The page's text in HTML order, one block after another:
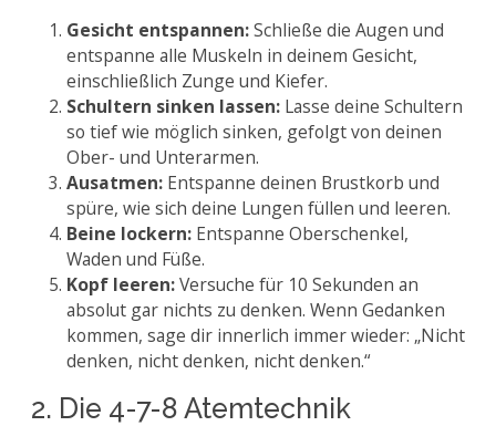
Gesicht entspannen:Schließe die Augen und
entspanne alle Muskeln in deinem Gesicht,
einschließlich Zunge und Kiefer.
Schultern sinken lassen: Lasse deine Schultern
so tief wie möglich sinken, gefolgt von deinen
Ober- und Unterarmen.
Ausatmen: Entspanne deinen Brustkorb und
spüre, wie sich deine Lungen füllen und leeren.
Beine lockern: Entspanne Oberschenkel,
Waden und Füße.
Kopf leeren:Versuche für 10 Sekunden an
absolut gar nichts zu denken. Wenn Gedanken
kommen, sage dir innerlich immer wieder: „Nicht
denken, nicht denken, nicht denken.“
2. Die 4-7-8 Atemtechnik